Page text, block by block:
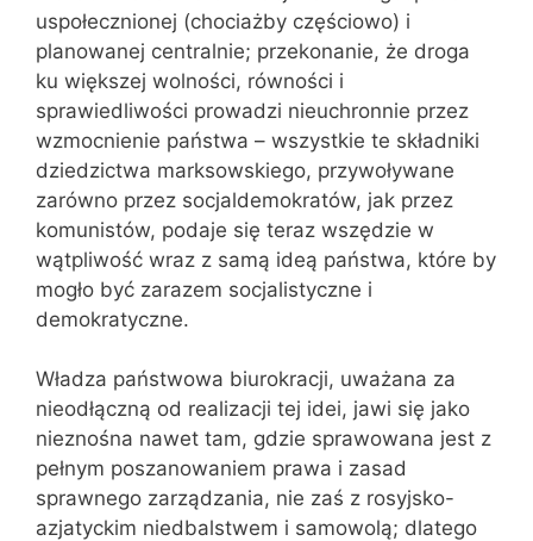
uspołecznionej (chociażby częściowo) i
planowanej centralnie; przekonanie, że droga
ku większej wolności, równości i
sprawiedliwości prowadzi nieuchronnie przez
wzmocnienie państwa – wszystkie te składniki
dziedzictwa marksowskiego, przywoływane
zarówno przez socjaldemokratów, jak przez
komunistów, podaje się teraz wszędzie w
wątpliwość wraz z samą ideą państwa, które by
mogło być zarazem socjalistyczne i
demokratyczne.
Władza państwowa biurokracji, uważana za
nieodłączną od realizacji tej idei, jawi się jako
nieznośna nawet tam, gdzie sprawowana jest z
pełnym poszanowaniem prawa i zasad
sprawnego zarządzania, nie zaś z rosyjsko-
azjatyckim niedbalstwem i samowolą; dlatego